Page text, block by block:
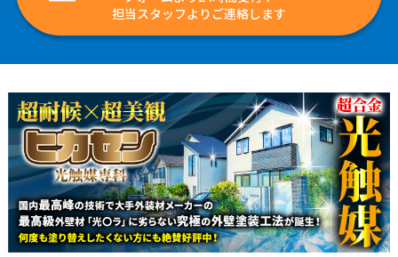
担当スタッフよりご連絡します